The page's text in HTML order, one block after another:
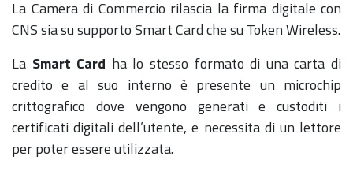
La Camera di Commercio rilascia la firma digitale con
CNS sia su supporto Smart Card che su Token Wireless.
La Smart Card ha lo stesso formato di una carta di
credito e al suo interno è presente un microchip
crittografico dove vengono generati e custoditi i
certificati digitali dell’utente, e necessita di un lettore
per poter essere utilizzata.